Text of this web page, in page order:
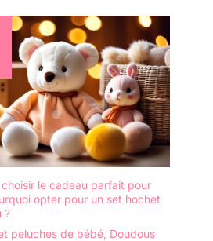
le cadeau parfait pour
opter pour un set hochet
?
peluches de bébé Doudous